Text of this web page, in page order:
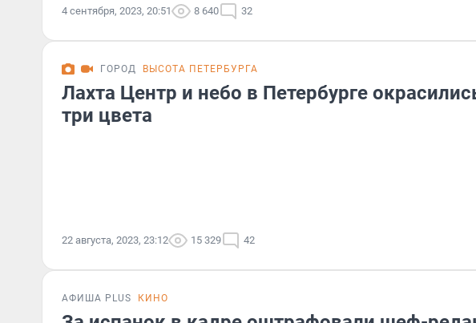
4 сентября, 2023, 20:51 8 640 32
ГОРОД ВЫСОТА ПЕТЕРБУРГА
Лахта Центр и небо в Петербурге
три цвета
22 августа, 2023, 23:12 15 329 42
АФИША PLUS КИНО